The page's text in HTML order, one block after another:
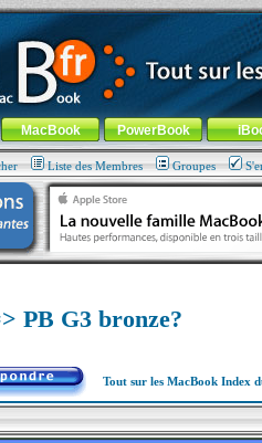
100% nomade !
menu général-Aller au menu de
MacBook PowerBook
Liste des Membres Groupes
PB G3 bronze?
Tout sur les MacBook Index